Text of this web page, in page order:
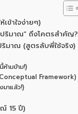
เข้าใจง่ายๆ)
ปริมาณ” ถึงโคตรสำคัญ?
มาณ (สูตรลับพี่ใช้จริง)
ามข้าม!)
Framework)
มาแล้ว!)
15 ปี)